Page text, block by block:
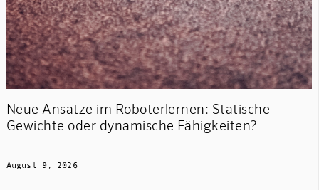
Neue Ansätze im Roboterlernen: Statische
Gewichte oder dynamische Fähigkeiten?
August 9, 2026